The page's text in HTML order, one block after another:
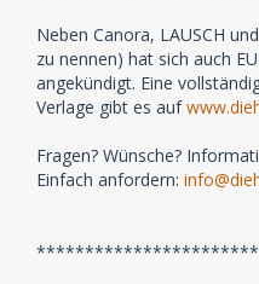
Neben Canora, LAUSCH
zu nennen) hat sich auch
angekündigt. Eine
Verlage gibt es auf
Fragen? Wünsche?
Einfach anfordern: